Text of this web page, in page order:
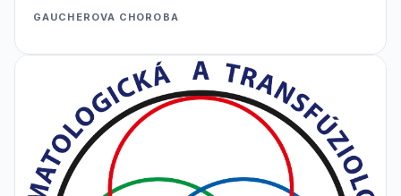
GAUCHEROVA CHOROBA